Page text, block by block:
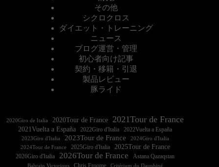
その他
シクロクロス
ダイエット・トレーニング
ニュース
ブログ運営・管理
初心者向け記事
契約・移籍・引退
製品レビュー
豚ライド
2020Giro de Italia 2020Tour de France 2021Tour de France
2021Vuelta a España 2022Vuelta a España
2023Giro d'Italia 2023Tour de France
2024Tour de France
2025Giro d'Italia 2025Tour de France
2026Giro d'Italia 2026Tour de France Astana Qazaqstan
Bahrain Victorious Critérium du Dauphiné